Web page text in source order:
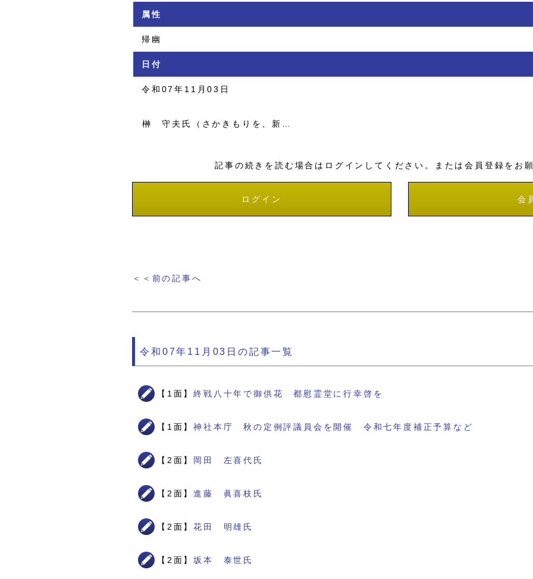
属性
帰幽
日付
令和07年11月03日
榊 守夫氏（さかきもりを、新…
記事の続きを読む場合はログインしてください。または会員登録をお
ログイン 会
＜＜前の記事へ
令和07年11月03日の記事一覧
【1面】終戦八十年で御供花 都慰霊堂に行幸啓を
【1面】神社本庁 秋の定例評議員会を開催 令和七年度補正予算など
【2面】 岡田 左喜代氏
【2面】進藤 眞喜枝氏
【2面】花田 明雄氏
【2面】坂本 泰世氏